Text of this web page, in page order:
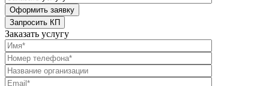
Заказать услугу